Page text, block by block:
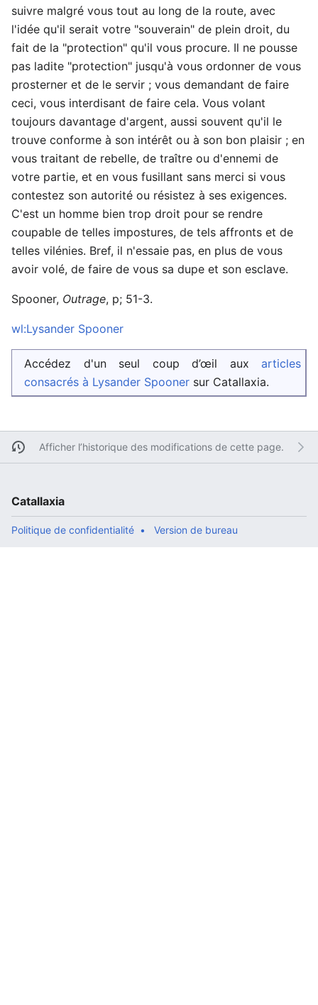
suivre malgré vous tout au long de la route, avec
l'idée qu'il serait votre "souverain" de plein droit, du
fait de la "protection" qu'il vous procure. Il ne pousse
pas ladite "protection" jusqu'à vous ordonner de vous
prosterner et de le servir ; vous demandant de faire
ceci, vous interdisant de faire cela. Vous volant
toujours davantage d'argent, aussi souvent qu'il le
trouve conforme à son intérêt ou à son bon plaisir ; en
vous traitant de rebelle, de traître ou d'ennemi de
votre partie, et en vous fusillant sans merci si vous
contestez son autorité ou résistez à ses exigences.
C'est un homme bien trop droit pour se rendre
coupable de telles impostures, de tels affronts et de
telles vilénies. Bref, il n'essaie pas, en plus de vous
avoir volé, de faire de vous sa dupe et son esclave.
Spooner, Outrage, p; 51-3.
wl:Lysander Spooner
Accédez d'un seul coup d’œil aux articles
consacrés à Lysander Spooner sur Catallaxia.
Afficher l’historique des modifications de cette page.
Catallaxia
Politique de confidentialité Version de bureau